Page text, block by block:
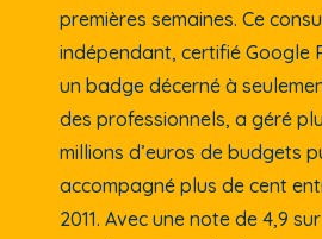
premières semaines. Ce
indépendant, certifié Google
un badge décerné à
des professionnels, a géré
millions d’euros de budgets
accompagné plus de cent
2011. Avec une note de 4,9